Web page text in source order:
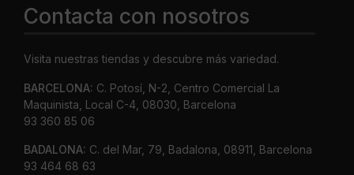
Contacta con nosotros
Visita nuestras tiendas y descubre más variedad.
BARCELONA: C. Potosí, N-2, Centro Comercial La
Maquinista, Local C-4, 08030, Barcelona
93 360 85 06
BADALONA: C. del Mar, 79, Badalona, 08911, Barcelona
93 464 68 63